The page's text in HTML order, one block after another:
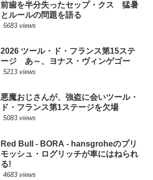
前歯を半分失ったセップ・クス 猛暑
とルールの問題を語る
5683 views
2026 ツール・ド・フランス第15ステ
ージ あ～、ヨナス・ヴィンゲゴー
5213 views
悪魔おじさんが、強盗に会いツール・
ド・フランス第1ステージを欠場
5083 views
Red Bull - BORA - hansgroheのプリ
モッシュ・ログリッチが車にはねられ
る!
4683 views